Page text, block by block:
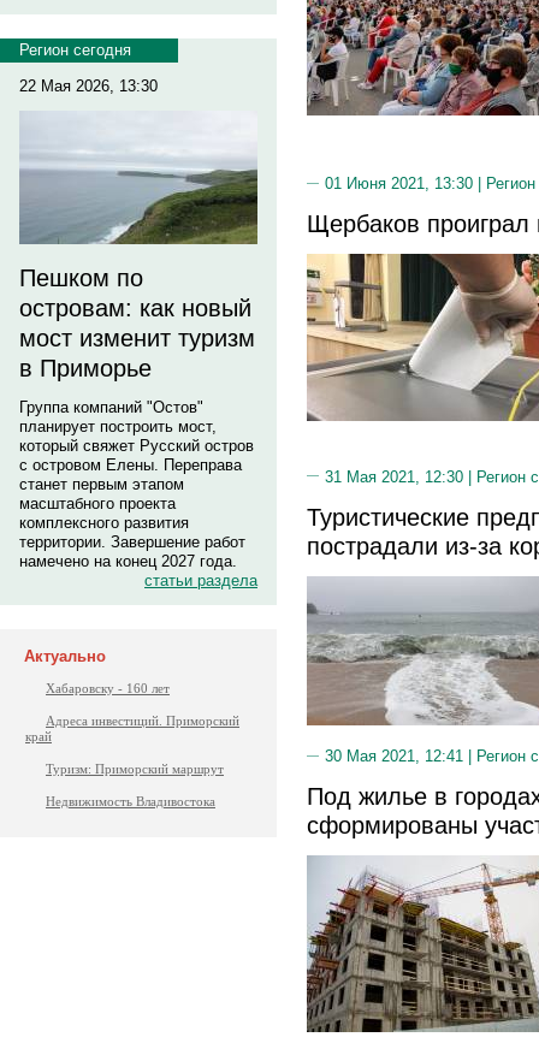
Регион сегодня
22 Мая 2026, 13:30
Пешком по
островам: как новый
мост изменит туризм
в Приморье
Группа компаний "Остов"
планирует построить мост,
который свяжет Русский остров
с островом Елены. Переправа
станет первым этапом
масштабного проекта
комплексного развития
территории. Завершение работ
намечено на конец 2027 года.
статьи раздела
Актуально
Хабаровску - 160 лет
Адреса инвестиций. Приморский
край
Туризм: Приморский маршрут
Недвижимость Владивостока
01 Июня 2021, 13:30 |
Щербаков
31 Мая 2021, 12:30 | Регион
Туристические
пострадали из-за
30 Мая 2021, 12:41 | Регион
Под жилье в
сформированы